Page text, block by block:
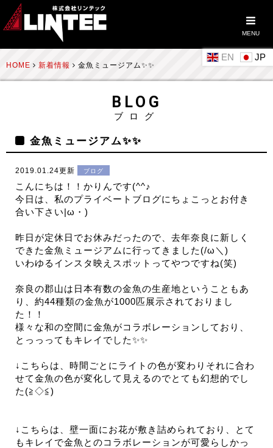
MENU
EN
HOME 新着情報 金魚ミュージアム✨✨
BLOG
ブログ
金魚ミュージアム✨✨
2019.01.24更新 ブログ
こんにちは！！かりんです(^^♪
今日は、私のプライベートブログにちょこっとお付き
合い下さい|ω・)
昨日が定休日でお休みだったので、去年奈良に新しく
できた金魚ミュージアムに行ってきました(/ω＼)
いわゆるインスタ映えスポットってやつですね(笑)
奈良の郡山は日本有数の金魚の生産地ということもあ
り、約44種類の金魚が1000匹展示されておりまし
た！！
様々な和の空間に金魚がコラボレーションしており、
とっっってもキレイでした✨✨
↓こちらは、時間ごとにライトの色が変わりそれに合わ
せて金魚の色が変化して見えるのでとても幻想的でし
た(≧◇≦)
↓こちらは、壁一面にお花が敷き詰められており、とて
もキレイで金魚とのコラボレーションが可愛らしかっ